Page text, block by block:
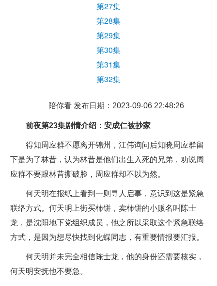
第27集
第28集
第29集
第30集
第31集
第32集
陪你看 发布日期：2023-09-06 22:48:26
前夜第23集剧情介绍：安成仁被抄家
得知周应群不愿离开锦州，江伟询问后知晓周应群留
下是为了林昔，认为林昔是他们出生入死的兄弟，劝说周
应群不要跟林昔撕破脸，周应群却不以为然。
何天明在报纸上看到一则寻人启事，意识到这是紧急
联络方式。何天明上街买柿饼，卖柿饼的小贩名叫陈士
龙，是沈阳地下党组织成员，他之所以采取这个紧急联络
方式，是因为想尽快找到化蝶同志，有重要情报要汇报。
何天明并未完全相信陈士龙，他的身份还需要核实，
何天明安抚他不要急。